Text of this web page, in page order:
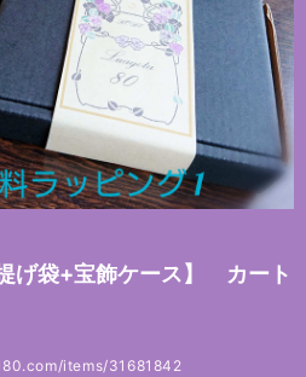
げ袋+宝飾ケース】 カート
items/31681842